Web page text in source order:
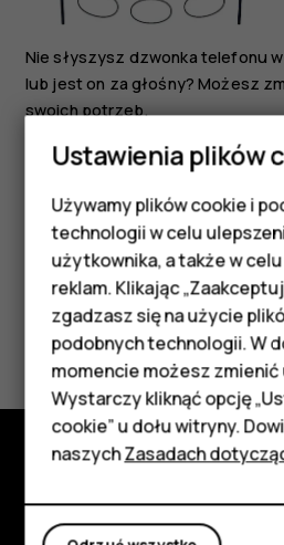
Smartfony
Telefony z
Akcesoria
HMD Terra M
Tablety
Moje konto
Nie słyszysz dzwonka telefonu
lub jest on za głośny? Możesz
swoich potrzeb.
Przewiń w górę lub w dół, aby
połączenia lub słuchania radia.
Czy te informacje były
Tak Nie
Informacje
Ustawienia plików
Używamy plików cookie i
technologii w celu
użytkownika, a także w
reklam. Klikając
zgadzasz się na użycie
podobnych technologii. W
momencie możesz
Wystarczy kliknąć opcję
cookie” u dołu witryny.
naszychZasadach